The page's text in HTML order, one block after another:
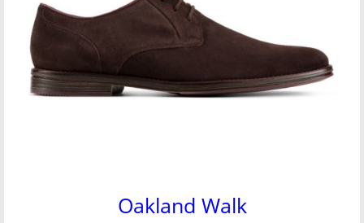
Oakland Walk